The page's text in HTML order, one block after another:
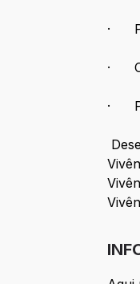
·
·
·